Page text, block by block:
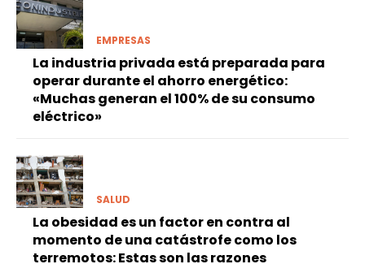
EMPRESAS
La industria privada está preparada para
operar durante el ahorro energético:
«Muchas generan el 100% de su consumo
eléctrico»
SALUD
La obesidad es un factor en contra al
momento de una catástrofe como los
terremotos: Estas son las razones